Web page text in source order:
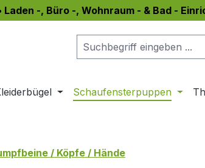
Laden -, Büro -, Wohnraum - & Bad -
Schaufensterpuppen
/ Köpfe / Hände